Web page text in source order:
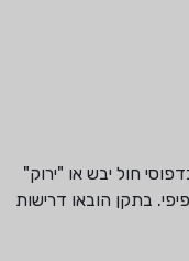
חול יבש או "ירוק"
בתקן הובאו דרישות